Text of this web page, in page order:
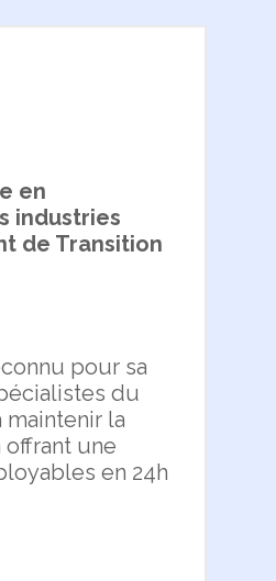
en
industries
de Transition
pour sa
du
maintenir la
une
en 24h